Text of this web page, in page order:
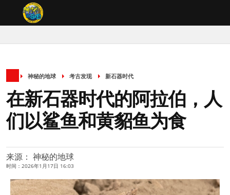
神秘的地球 考古发现 新石器时代
在新石器时代的阿拉伯，人
们以鲨鱼和黄貂鱼为食
来源： 神秘的地球
时间：2026年1月17日 16:03